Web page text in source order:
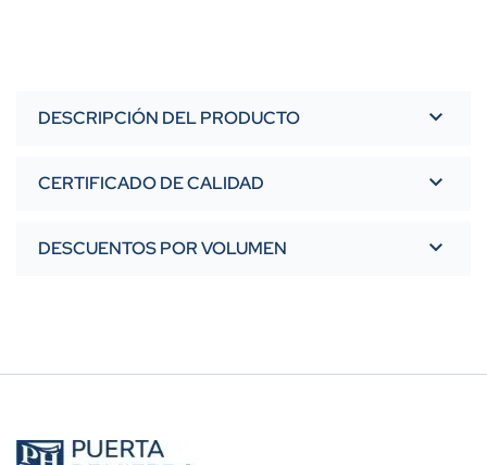
DESCRIPCIÓN DEL PRODUCTO
CERTIFICADO DE CALIDAD
DESCUENTOS POR VOLUMEN